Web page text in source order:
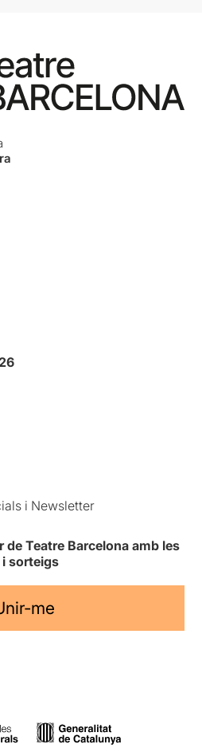
i Newsletter
Teatre Barcelona amb les
sorteigs
me